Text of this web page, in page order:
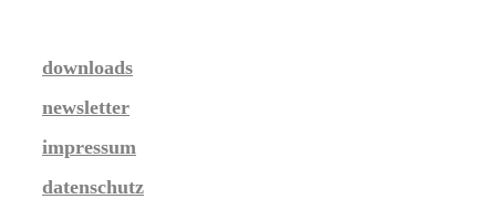
downloads
newsletter
impressum
datenschutz